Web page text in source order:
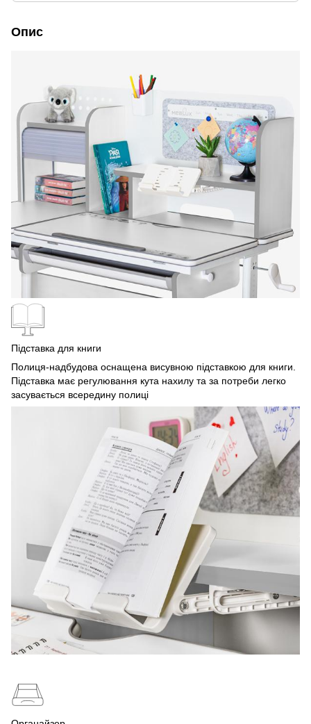
Опис
Підставка для книги
Полиця-надбудова оснащена висувною підставкою для книги.
Підставка має регулювання кута нахилу та за потреби легко
засувається всередину полиці